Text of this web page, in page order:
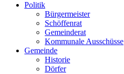
Politik
Bürgermeister
Schöffenrat
Gemeinderat
Kommunale Ausschüsse
Gemeinde
Historie
Dörfer